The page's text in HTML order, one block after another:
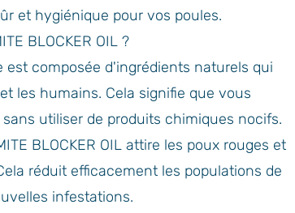
et hygiénique pour vos poules.
BLOCKER OIL ?
est composée d'ingrédients naturels qui
les humains. Cela signifie que vous
utiliser de produits chimiques nocifs.
BLOCKER OIL attire les poux rouges et
réduit efficacement les populations de
infestations.